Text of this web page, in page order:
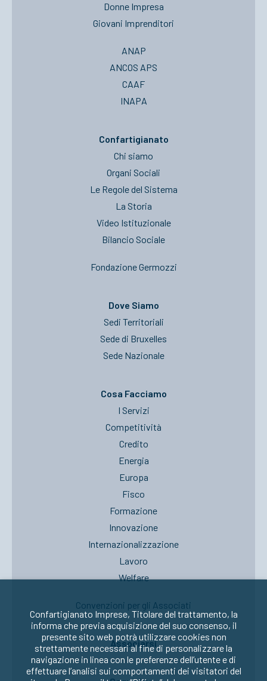
Donne Impresa
Giovani Imprenditori
ANAP
ANCOS APS
CAAF
INAPA
Confartigianato
Chi siamo
Organi Sociali
Le Regole del Sistema
La Storia
Video Istituzionale
Bilancio Sociale
Fondazione Germozzi
Dove Siamo
Sedi Territoriali
Sede di Bruxelles
Sede Nazionale
Cosa Facciamo
I Servizi
Competitività
Credito
Energia
Europa
Fisco
Formazione
Innovazione
Internazionalizzazione
Lavoro
Welfare
Convenzioni per gli Associati
Associarsi
Confartigianato Imprese, Titolare del trattamento, la
informa che previa acquisizione del suo consenso, il
presente sito web potrà utilizzare cookies non
strettamente necessari al fine di personalizzare la
navigazione in linea con le preferenze dell’utente e di
effettuare l’analisi sui comportamenti dei visitatori del